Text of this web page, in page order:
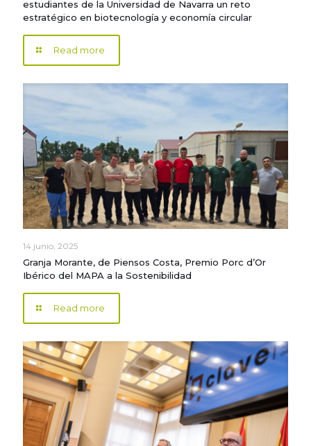
estudiantes de la Universidad de Navarra un reto
estratégico en biotecnología y economía circular
Read more
14 junio, 2025
Granja Morante, de Piensos Costa, Premio Porc d’Or
Ibérico del MAPA a la Sostenibilidad
Read more